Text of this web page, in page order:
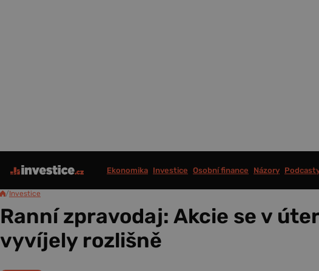
Ekonomika Investice Osobní finance Názory
/Investice
Ranní zpravodaj: Akcie se v
vyvíjely rozlišně